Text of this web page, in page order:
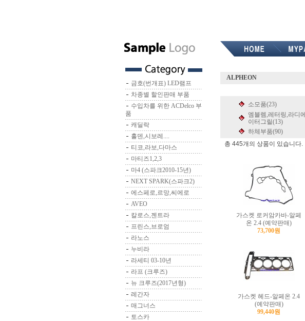
금호(번개표) LED램프
차종별 할인판매 부품
수입차를 위한 ACDelco 부
품
캐딜락
홀덴,시보레....
티코,라보,다마스
마티즈1,2,3
마4 (스파크2010-15년)
NEXT SPARK(스파크2)
에스페로,르망,씨에로
AVEO
칼로스,젠트라
프린스,브로엄
라노스
누비라
라세티 03-10년
라프 (크루즈)
뉴 크루즈(2017년형)
레간자
매그너스
토스카
ALPHEON
소모품(23)
엠블렘,레터링,라디에
이터그릴(13)
하체부품(90)
총 445개의 상품이 있습니다.
가스켓 로커암카바-알페
온 2.4 (예약판매)
73,700원
가스켓 헤드-알페온 2.4
(예약판매)
99,440원